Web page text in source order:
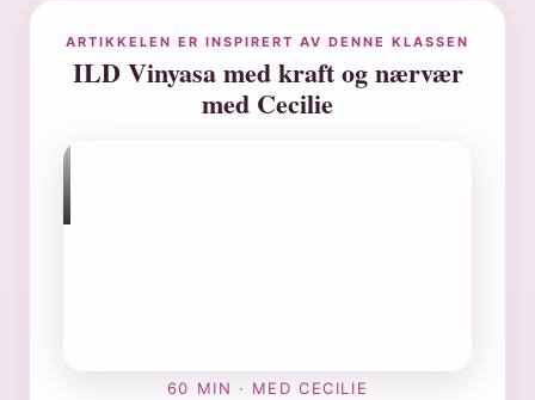
ARTIKKELEN ER INSPIRERT AV DENNE KLASSEN
ILD Vinyasa med kraft og nærvær
med Cecilie
60 MIN · MED CECILIE